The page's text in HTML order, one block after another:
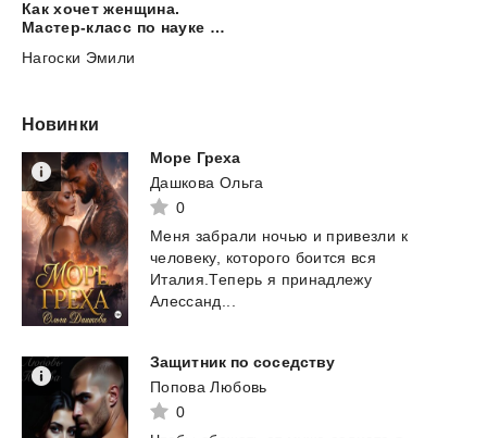
Как хочет женщина.
Мастер-класс по науке секса
Нагоски Эмили
Новинки
Море Греха
Дашкова Ольга
0
Меня забрали ночью и привезли к
человеку, которого боится вся
Италия.Теперь я принадлежу
Алессанд...
Защитник по соседству
Попова Любовь
0